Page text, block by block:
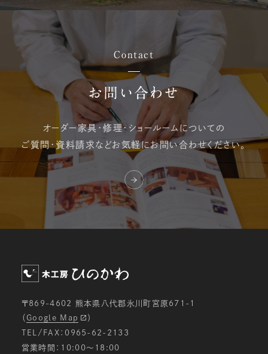
Contact
お問い合わせ
オーダー家具・修理・ ショールームについての
ご質問・資料請求などお気軽にお問い合わせください。
〒869-4602 熊本県八代郡氷川町宮原671-1
（ Google Map
）
TEL/FAX：0965-62-2133
営業時間：10:00〜18:00